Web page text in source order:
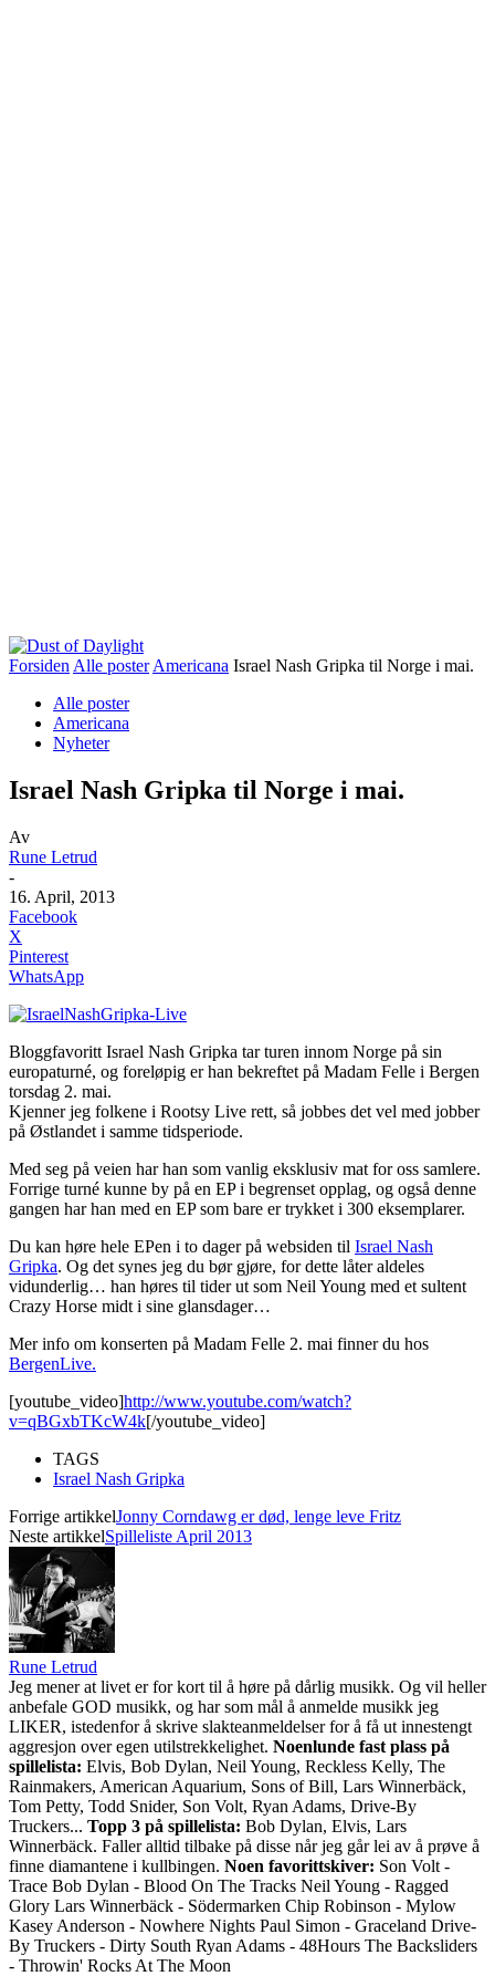
Forsiden Alle poster Americana Israel Nash Gripka til Norge i mai.
Alle poster
Americana
Nyheter
Israel Nash Gripka til Norge i mai.
Av
Rune Letrud
-
16. April, 2013
Facebook
X
Pinterest
WhatsApp
Bloggfavoritt Israel Nash Gripka tar turen innom Norge på sin
europaturné, og foreløpig er han bekreftet på Madam Felle i Bergen
torsdag 2. mai.
Kjenner jeg folkene i Rootsy Live rett, så jobbes det vel med jobber
på Østlandet i samme tidsperiode.
Med seg på veien har han som vanlig eksklusiv mat for oss samlere.
Forrige turné kunne by på en EP i begrenset opplag, og også denne
gangen har han med en EP som bare er trykket i 300 eksemplarer.
Du kan høre hele EPen i to dager på websiden til Israel Nash
Gripka. Og det synes jeg du bør gjøre, for dette låter aldeles
vidunderlig… han høres til tider ut som Neil Young med et sultent
Crazy Horse midt i sine glansdager…
Mer info om konserten på Madam Felle 2. mai finner du hos
BergenLive.
[youtube_video]http://www.youtube.com/watch?
v=qBGxbTKcW4k[/youtube_video]
TAGS
Israel Nash Gripka
Forrige artikkelJonny Corndawg er død, lenge leve Fritz
Neste artikkelSpilleliste April 2013
Rune Letrud
Jeg mener at livet er for kort til å høre på dårlig musikk. Og vil heller
anbefale GOD musikk, og har som mål å anmelde musikk jeg
LIKER, istedenfor å skrive slakteanmeldelser for å få ut innestengt
aggresjon over egen utilstrekkelighet. Noenlunde fast plass på
spillelista: Elvis, Bob Dylan, Neil Young, Reckless Kelly, The
Rainmakers, American Aquarium, Sons of Bill, Lars Winnerbäck,
Tom Petty, Todd Snider, Son Volt, Ryan Adams, Drive-By
Truckers... Topp 3 på spillelista: Bob Dylan, Elvis, Lars
Winnerbäck. Faller alltid tilbake på disse når jeg går lei av å prøve å
finne diamantene i kullbingen. Noen favorittskiver: Son Volt -
Trace Bob Dylan - Blood On The Tracks Neil Young - Ragged
Glory Lars Winnerbäck - Södermarken Chip Robinson - Mylow
Kasey Anderson - Nowhere Nights Paul Simon - Graceland Drive-
By Truckers - Dirty South Ryan Adams - 48Hours The Backsliders
- Throwin' Rocks At The Moon